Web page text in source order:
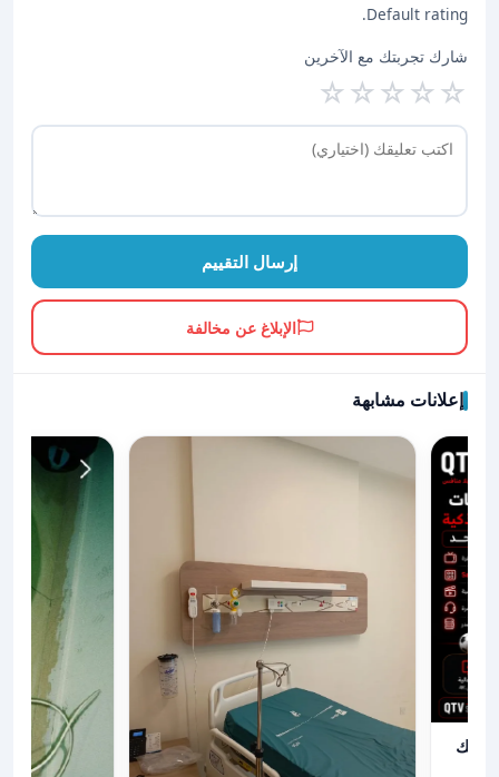
Default rating.
شارك تجربتك مع الآخرين
☆
☆
☆
☆
☆
إرسال التقييم
الإبلاغ عن مخالفة
إعلانات مشابهة
او هاتفك الذكي بمكان واحد